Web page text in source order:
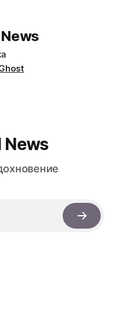
News